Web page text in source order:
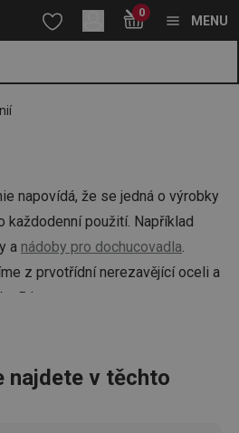
na hlavní obsah
na vyhledávání
na navigaci 0
MENU
napovídá, že se jedná o výrobky
každodenní použití. Například
a nádoby pro dochucovadla.
z prvotřídní nerezavějící oceli a
5 let.
najdete v těchto